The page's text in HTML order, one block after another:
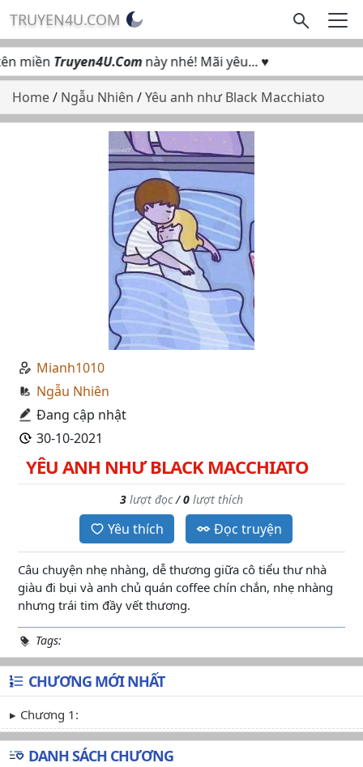
TRUYEN4U.COM
miềnTruyen4U.Comnày nhé! Mãi yêu... ♥
Home/ Ngẫu Nhiên /Yêu anh như Black Macchiato
Mianh1010
Ngẫu Nhiên
Đang cập nhật
30-10-2021
YÊU ANH NHƯ BLACK MACCHIATO
3 lượt đọc/0 lượt thích
Yêu thích Đọc truyện
Câu chuyện nhẹ nhàng, dễ thương giữa cô tiểu thư nhà
giàu đi bụi và anh chủ quán coffee chín chắn, nhẹ nhàng
nhưng trái tim đầy vết thương.
Tags:
CHƯƠNG MỚI NHẤT
Chương 1:
DANH SÁCH CHƯƠNG